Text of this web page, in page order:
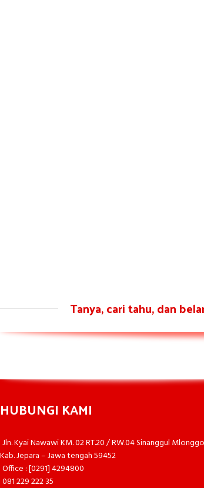
Tanya, cari tahu, dan
HUBUNGI KAMI
Jln. Kyai Nawawi KM. 02 RT.20 / RW.04 Sinanggul Mlonggo
Kab. Jepara – Jawa tengah 59452
Office : [0291] 4294800
081 229 222 35